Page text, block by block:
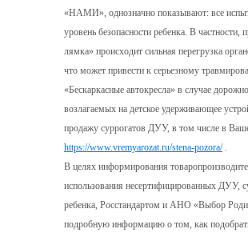
«НАМИ», однозначно показывают: все
уровень безопасности ребенка. В
лямка» происходит сильная перегрузка
что может привести к серьезному
«Бескаркасные автокресла» в случае
возлагаемых на детское удерживающее
продажу суррогатов ДУУ, в том числе в
https://www.vremyarozat.ru/stena-pozora/.
В целях информирования
использования несертифицированных ДУУ,
ребенка, Росстандартом и АНО «Выбор
подробную информацию о том, как